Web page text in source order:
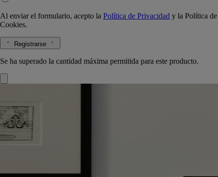
Al enviar el formulario, acepto la Política de Privacidad y la Política de
Cookies.
Registrarse
Se ha superado la cantidad máxima permitida para este producto.